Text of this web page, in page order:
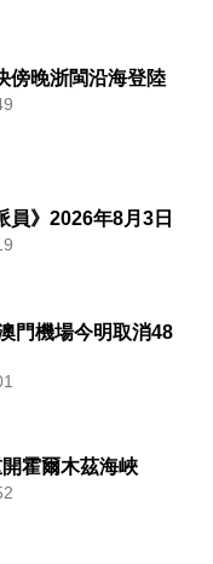
傍晚浙閩沿海登陸
員》2026年8月3日
門機場今明取消48
霍爾木茲海峽